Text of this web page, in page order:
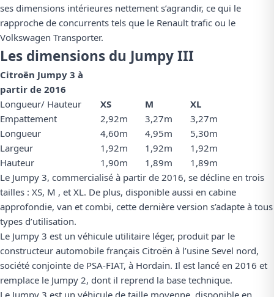
ses dimensions intérieures nettement s’agrandir, ce qui le
rapproche de concurrents tels que le Renault trafic ou le
Volkswagen Transporter.
Les dimensions du Jumpy III
Citroën Jumpy 3 à
partir de 2016
Longueur/ Hauteur
XS M
XL
Empattement
2,92m 3,27m
3,27m
Longueur
4,60m 4,95m
5,30m
Largeur
1,92m 1,92m
1,92m
Hauteur
1,90m 1,89m
1,89m
Le Jumpy 3, commercialisé à partir de 2016, se décline en trois
tailles : XS, M , et XL. De plus, disponible aussi en cabine
approfondie, van et combi, cette dernière version s’adapte à tous
types d’utilisation.
Le Jumpy 3 est un véhicule utilitaire léger, produit par le
constructeur automobile français Citroën à l’usine Sevel nord,
société conjointe de PSA-FIAT, à Hordain. Il est lancé en 2016 et
remplace le Jumpy 2, dont il reprend la base technique.
Le Jumpy 3 est un véhicule de taille moyenne, disponible en